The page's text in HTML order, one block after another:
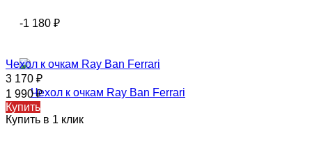
-1 180 ₽
Чехол к очкам Ray Ban Ferrari
3 170 ₽
1 990₽
Купить
Купить в 1 клик